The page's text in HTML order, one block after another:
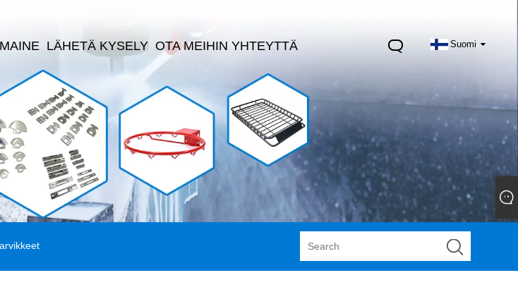
Suomi
LÄHETÄ KYSELY OTA MEIHIN YHTEYTTÄ